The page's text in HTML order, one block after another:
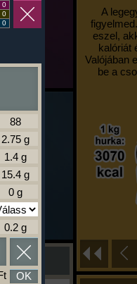
A
eszel,
kalóriát
Valójában
be a
0
0
0
OK